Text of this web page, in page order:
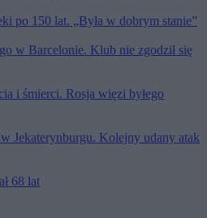
po 150 lat. „Była w dobrym stanie”
w Barcelonie. Klub nie zgodził się
i śmierci. Rosja więzi byłego
Jekaterynburgu. Kolejny udany atak
68 lat